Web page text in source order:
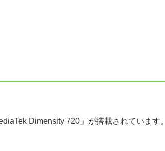
Dimensity 720」が搭載されています。